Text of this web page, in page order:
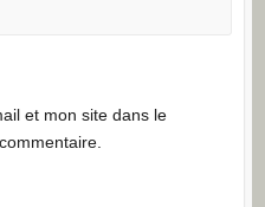
et mon site dans le